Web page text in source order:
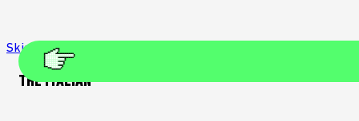
Skip to main content
THE ITALIAN